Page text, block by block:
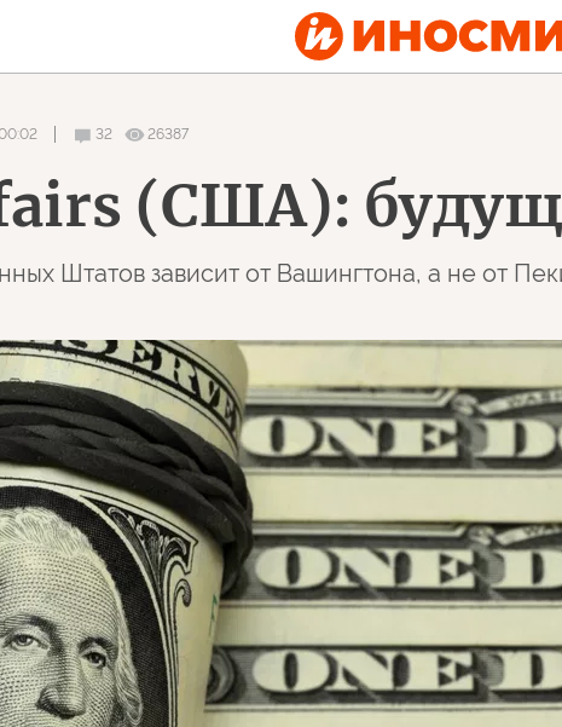
32 26387
(США):
Штатов зависит от Вашингтона, а не от